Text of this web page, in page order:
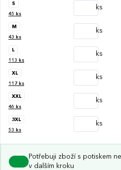
S
45 ks
ks
M
43 ks
ks
L
113 ks
ks
XL
117 ks
ks
XXL
46 ks
ks
3XL
53 ks
ks
Potřebuji zboží s potiskem
v dalším kroku